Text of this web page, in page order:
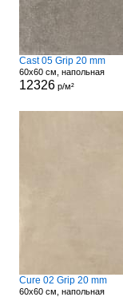
Cast 05 Grip 20 mm
60x60 см, напольная
12326р/м²
Cure 02 Grip 20 mm
60x60 см, напольная